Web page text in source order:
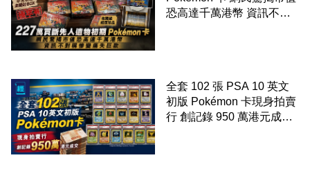
恐高達千萬港幣 資訊不對
全套 102 張 PSA 10 英文
初版 Pokémon 卡現身拍賣
行 創記錄 950 萬港元成交